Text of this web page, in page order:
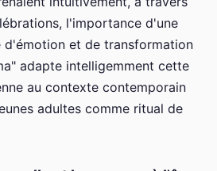
l'importance d'une
d'émotion et de transformation
adapte intelligemment cette
au contexte contemporain
adultes comme ritual de